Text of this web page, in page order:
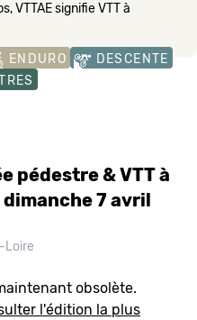
VTTAE signifie VTT à
ENDURO
DESCENTE
pédestre & VTT à
7 avril
Loire
obsolète.
l'édition la plus